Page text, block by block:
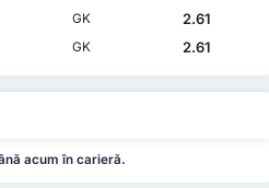
GK
2.61
GK 2.61
acum în carieră.